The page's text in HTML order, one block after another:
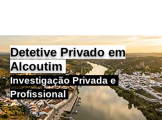
Detetive Privado em
Alcoutim
Investigação Privada e
Profissional